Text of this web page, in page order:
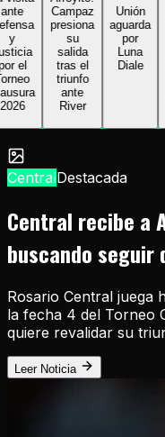
Campaz
presiona
salida
tras el
triunfo
ante
River
Unión
aguarda
Luna
Diale
e
CentralDestacada
Central recibe a
buscando seguir
Rosario Central juega
la fecha 4 del Torneo
quiere revalidar su
Leer Noticia